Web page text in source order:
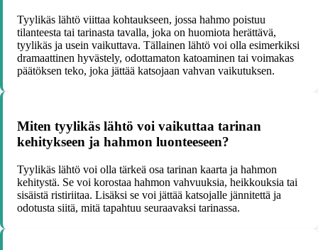
Tyylikäs lähtö viittaa kohtaukseen, jossa hahmo poistuu
tilanteesta tai tarinasta tavalla, joka on huomiota herättävä,
tyylikäs ja usein vaikuttava. Tällainen lähtö voi olla esimerkiksi
dramaattinen hyvästely, odottamaton katoaminen tai voimakas
päätöksen teko, joka jättää katsojaan vahvan vaikutuksen.
Miten tyylikäs lähtö voi vaikuttaa tarinan
kehitykseen ja hahmon luonteeseen?
Tyylikäs lähtö voi olla tärkeä osa tarinan kaarta ja hahmon
kehitystä. Se voi korostaa hahmon vahvuuksia, heikkouksia tai
sisäistä ristiriitaa. Lisäksi se voi jättää katsojalle jännitettä ja
odotusta siitä, mitä tapahtuu seuraavaksi tarinassa.